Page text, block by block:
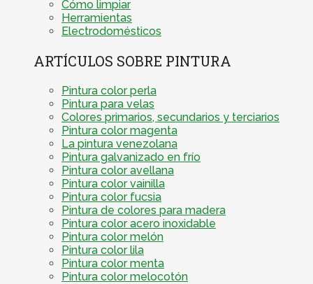
Cómo limpiar
Herramientas
Electrodomésticos
ARTÍCULOS SOBRE PINTURA
Pintura color perla
Pintura para velas
Colores primarios, secundarios y terciarios
Pintura color magenta
La pintura venezolana
Pintura galvanizado en frío
Pintura color avellana
Pintura color vainilla
Pintura color fucsia
Pintura de colores para madera
Pintura color acero inoxidable
Pintura color melón
Pintura color lila
Pintura color menta
Pintura color melocotón